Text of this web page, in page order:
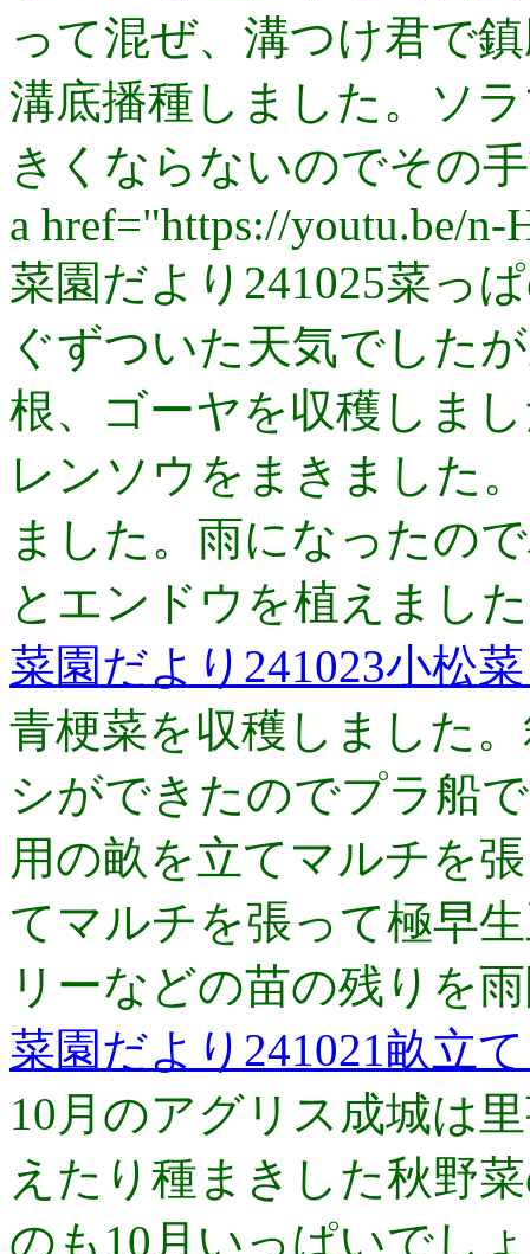
って混ぜ、溝つけ君で
溝底播種しました。ソ
きくならないのでその
a href="https://youtu.be/n-
菜園だより241025菜っ
ぐずついた天気でした
根、ゴーヤを収穫しま
レンソウをまきました
ました。雨になったの
とエンドウを植えまし
菜園だより241023小松
青梗菜を収穫しました
シができたのでプラ船
用の畝を立てマルチを
てマルチを張って極早
リーなどの苗の残りを
菜園だより241021畝立
10月のアグリス成城は
えたり種まきした秋野
のも10月いっぱいでし